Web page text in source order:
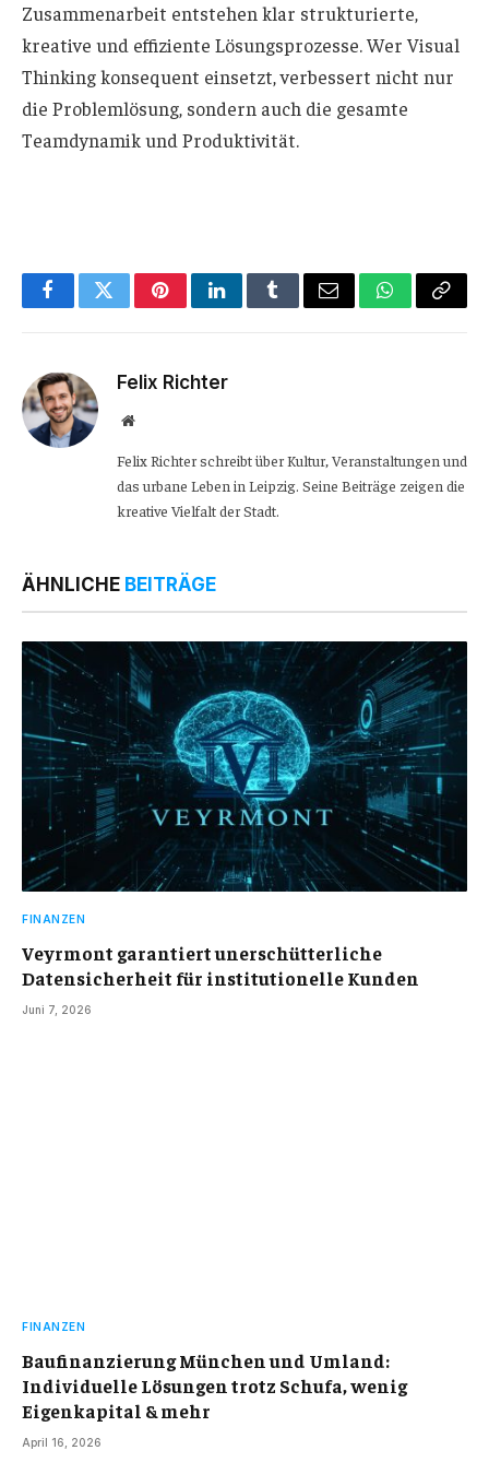
Zusammenarbeit entstehen klar strukturierte,
kreative und effiziente Lösungsprozesse. Wer Visual
Thinking konsequent einsetzt, verbessert nicht nur
die Problemlösung, sondern auch die gesamte
Teamdynamik und Produktivität.
FacebookTwitterPinterestLinkedInTumblrEmail WhatsApp
Copy
Felix Richter
Website
Felix Richter schreibt über Kultur, Veranstaltungen und
das urbane Leben in Leipzig. Seine Beiträge zeigen die
kreative Vielfalt der Stadt.
ÄHNLICHE BEITRÄGE
FINANZEN
Veyrmont garantiert unerschütterliche
Datensicherheit für institutionelle Kunden
Juni 7, 2026
FINANZEN
Baufinanzierung München und Umland:
Individuelle Lösungen trotz Schufa, wenig
Eigenkapital & mehr
April 16, 2026